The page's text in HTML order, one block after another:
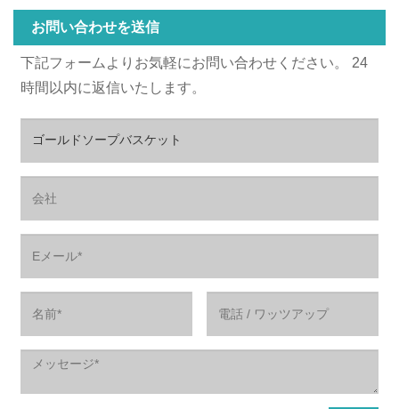
お問い合わせを送信
下記フォームよりお気軽にお問い合わせください。 24
時間以内に返信いたします。